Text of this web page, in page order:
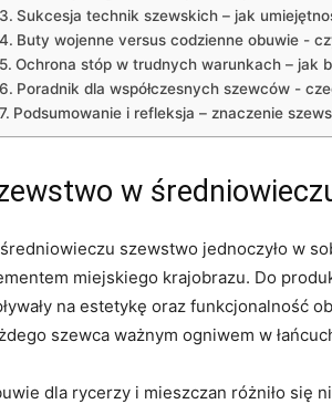
Sukcesja technik ⁣szewskich – jak
Buty wojenne ⁣versus codzienne obuwie ⁤-
Ochrona stóp w ​trudnych warunkach​ – jak
Poradnik​ dla współczesnych szewców -⁤
Podsumowanie i refleksja – znaczenie
w
szewstwo ⁤jednoczyło w
miejskiego‍ krajobrazu. Do
na estetykę ‍oraz‌ funkcjonalność
szewca ważnym ⁤ogniwem w
dla rycerzy⁣ i mieszczan ⁣różniło⁤ się‍